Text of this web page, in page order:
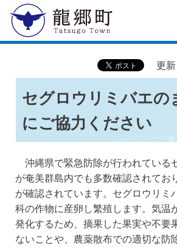
龍郷町
更
セグロウリミバエの
にご協力ください
沖縄県で緊急防除が行われている
が奄美群島内でも多数確認されてお
が確認されています。セグロウリミ
科の作物に産卵し繁殖します。気温
発化するため、摘果した果実や不要
ないことや、農薬散布での適切な防